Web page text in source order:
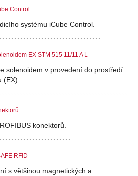
Control
systému iCube Control.
EX STM 515 11/11 A L
solenoidem v provedení do prostředí
konektorů.
RFID
s většinou magnetických a